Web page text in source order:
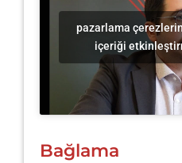
pazarlama
içeriği
Bağlama